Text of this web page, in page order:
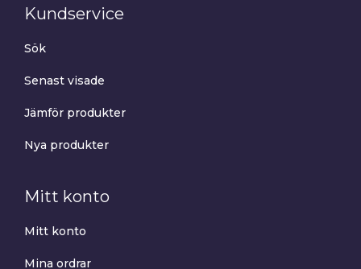
Kundservice
Sök
Senast visade
Jämför produkter
Nya produkter
Mitt konto
Mitt konto
Mina ordrar